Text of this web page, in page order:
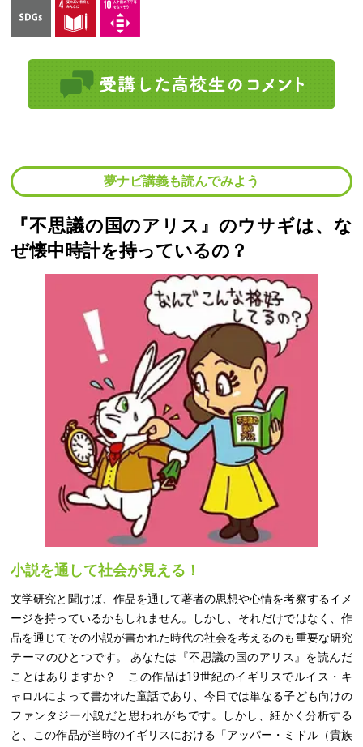
夢ナビ講義も読んでみよう
『不思議の国のアリス』のウサギは、な
ぜ懐中時計を持っているの？
小説を通して社会が見える！
文学研究と聞けば、作品を通して著者の思想や心情を考察するイメ
ージを持っているかもしれません。しかし、それだけではなく、作
品を通じてその小説が書かれた時代の社会を考えるのも重要な研究
テーマのひとつです。 あなたは『不思議の国のアリス』を読んだ
ことはありますか？ この作品は19世紀のイギリスでルイス・キ
ャロルによって書かれた童話であり、今日では単なる子ども向けの
ファンタジー小説だと思われがちです。しかし、細かく分析する
と、この作品が当時のイギリスにおける「アッパー・ミドル（貴族